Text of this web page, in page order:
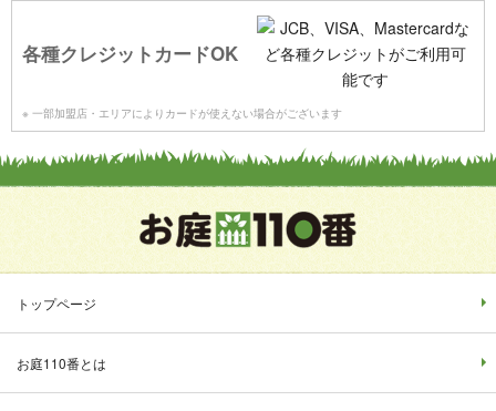
各種クレジットカードOK
※ 一部加盟店・エリアによりカードが使えない場合がございます
トップページ
お庭110番とは